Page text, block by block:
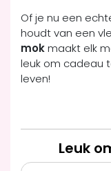
Of je nu een
houdt van een
mokmaakt elk
leuk om cadeau
leven!
Leuk